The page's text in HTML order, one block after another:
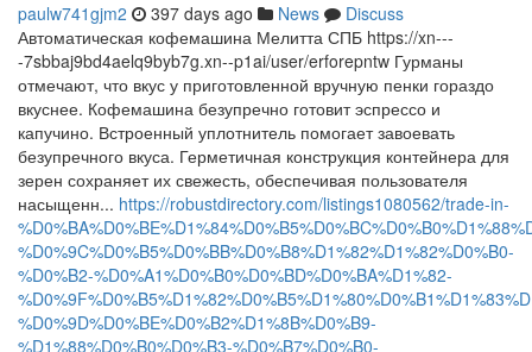
paulw741gjm2 397 days ago News
Discuss
Автоматическая кофемашина Мелитта СПБ https://xn---
-7sbbaj9bd4aelq9byb7g.xn--p1ai/user/erforepntw Гурманы
отмечают, что вкус у приготовленной вручную пенки гораздо
вкуснее. Кофемашина безупречно готовит эспрессо и
капучино. Встроенный уплотнитель помогает завоевать
безупречного вкуса. Герметичная конструкция контейнера для
зерен сохраняет их свежесть, обеспечивая пользователя
насыщенн... https://robustdirectory.com/listings1080562/trade-in-
%D0%9C%D0%B5%D0%BB%D0%B8%D1%82%D1%82%D0%B0-
%D0%B2-%D0%A1%D0%B0%D0%BD%D0%BA%D1%82-
%D0%9D%D0%BE%D0%B2%D1%8B%D0%B9-
%D1%88%D0%B0%D0%B3-%D0%B7%D0%B0-